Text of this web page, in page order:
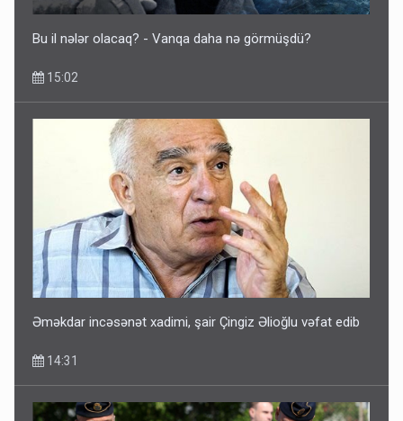
Bu il nələr olacaq? - Vanqa daha nə görmüşdü?
15:02
Əməkdar incəsənət xadimi, şair Çingiz Əlioğlu vəfat edib
14:31